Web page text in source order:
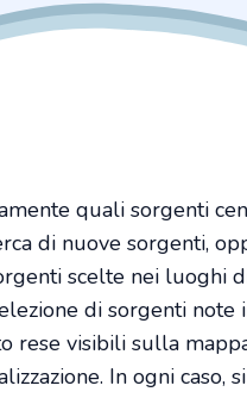
quali sorgenti
di nuove sorgenti,
scelte nei luoghi
di sorgenti note
rese visibili sulla
In ogni caso,